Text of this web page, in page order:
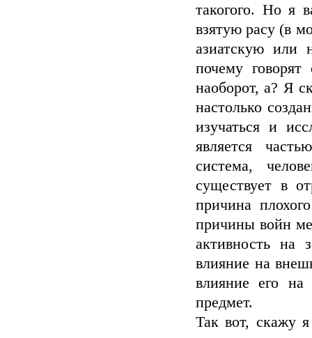
такогого. Но я
взятую расу (в
азиатскую или
почему
наоборот, а? Я
настолько
изучаться и
является
система,
существует в
причина
причины войн
активность на
влияние на
влияние его
предмет.
Так вот, скажу